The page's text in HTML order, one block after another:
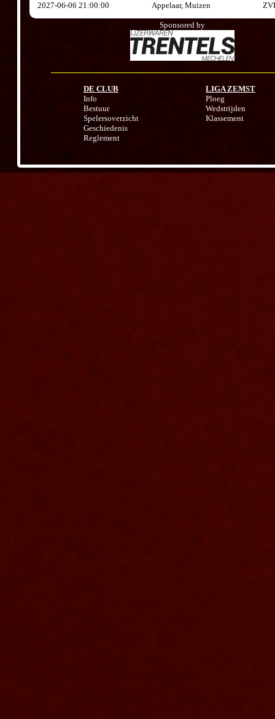
2027-06-06 21:00:00
Appelaar, Muizen
Sponsored by
DE CLUB
Info
Bestuur
Spelersoverzicht
Geschiedenis
Reglement
LIGA ZEMST
Ploeg
Wedstrijden
Klassement